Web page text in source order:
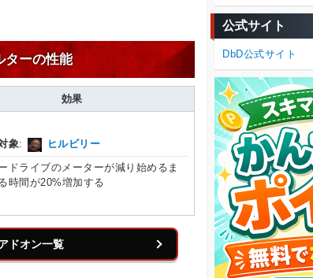
ターの性能
効果
象:
ヒルビリー
ドライブのメーターが減り始めるま
時間が20%増加する
ドオン一覧
公式サイト
DbD公式サイト